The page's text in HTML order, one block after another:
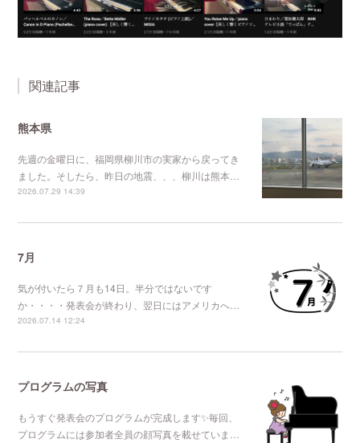
関連記事
熊本県
先週の金曜日に、福岡県柳川市の実家から戻ってき
ました。そしたら、昨日の地震、、、柳川は熊本…
2026.07.29 14:39
7月
気が付いたら７月も14日。半分ではないです
か・・・・発表会が終わり、翌日にはアメリカへ…
2026.07.14 12:24
プログラムの写真
もうすぐ発表会のプログラムが完成します✨毎回、
プログラムには参加者全員の顔写真を載せていま…